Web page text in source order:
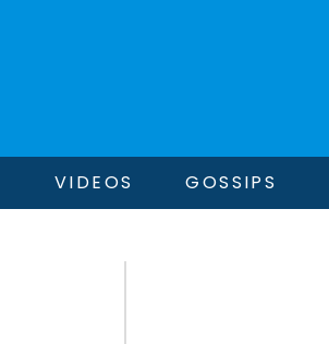
VIDEOS GOSSIPS